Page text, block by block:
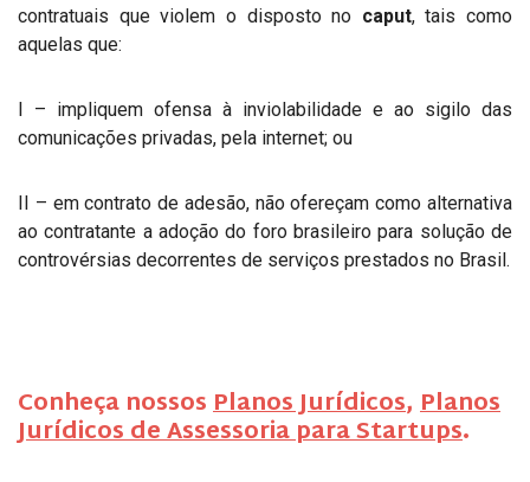
contratuais que violem o disposto no caput, tais como
aquelas que:
I – impliquem ofensa à inviolabilidade e ao sigilo das
comunicações privadas, pela internet; ou
II – em contrato de adesão, não ofereçam como alternativa
ao contratante a adoção do foro brasileiro para solução de
controvérsias decorrentes de serviços prestados no Brasil.
Conheça nossosPlanos Jurídicos, Planos
Jurídicos de Assessoria para Startups.